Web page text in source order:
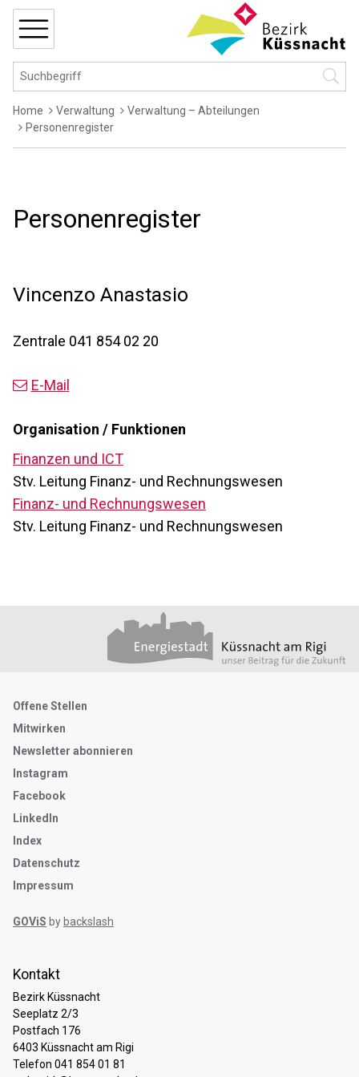
Navigieren in Küssnacht
Schnellnavigation
Hauptnavigation
Suchbegriff
Breadcrumb
Home Verwaltung
Verwaltung – Abteilungen
Personenregister
Personenregister
Vincenzo Anastasio
Zentrale 041 854 02 20
E-Mail
Organisation / Funktionen
Finanzen und ICT
Stv. Leitung Finanz- und Rechnungswesen
Finanz- und Rechnungswesen
Stv. Leitung Finanz- und Rechnungswesen
Kontakt
Bezirk Küssnacht
Seeplatz 2/3
Postfach 176
6403 Küssnacht am Rigi
Telefon 041 854 01 81
Metanavigation
Offene Stellen
Mitwirken
Newsletter abonnieren
Instagram
Facebook
LinkedIn
Index
Datenschutz
Impressum
GOViS by backslash